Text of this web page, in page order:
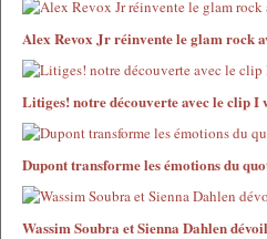
Alex Revox Jr réinvente le glam rock
Litiges! notre découverte avec le clip
Dupont transforme les émotions du
Wassim Soubra et Sienna Dahlen